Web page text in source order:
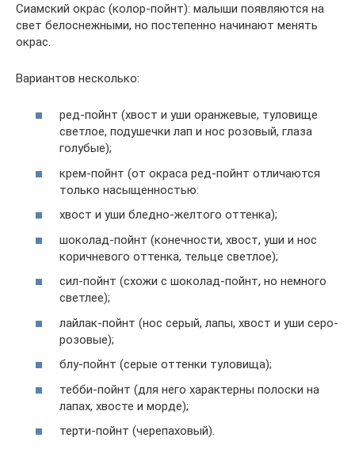
Сиамский окрас (колор-пойнт): малыши появляются на
свет белоснежными, но постепенно начинают менять
окрас.
Вариантов несколько:
ред-пойнт (хвост и уши оранжевые, туловище
светлое, подушечки лап и нос розовый, глаза
голубые);
крем-пойнт (от окраса ред-пойнт отличаются
только насыщенностью:
хвост и уши бледно-желтого оттенка);
шоколад-пойнт (конечности, хвост, уши и нос
коричневого оттенка, тельце светлое);
сил-пойнт (схожи с шоколад-пойнт, но немного
светлее);
лайлак-пойнт (нос серый, лапы, хвост и уши серо-
розовые);
блу-пойнт (серые оттенки туловища);
тебби-пойнт (для него характерны полоски на
лапах, хвосте и морде);
терти-пойнт (черепаховый).